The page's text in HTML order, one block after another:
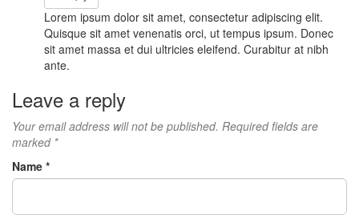
Lorem ipsum dolor sit amet, consectetur adipiscing elit.
Quisque sit amet venenatis orci, ut tempus ipsum. Donec
sit amet massa et dui ultricies eleifend. Curabitur at nibh
ante.
Leave a reply
Your email address will not be published. Required fields are
marked *
Name *